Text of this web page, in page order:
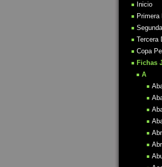
Inicio
Primera
Tercera
Copa
Fichas
A